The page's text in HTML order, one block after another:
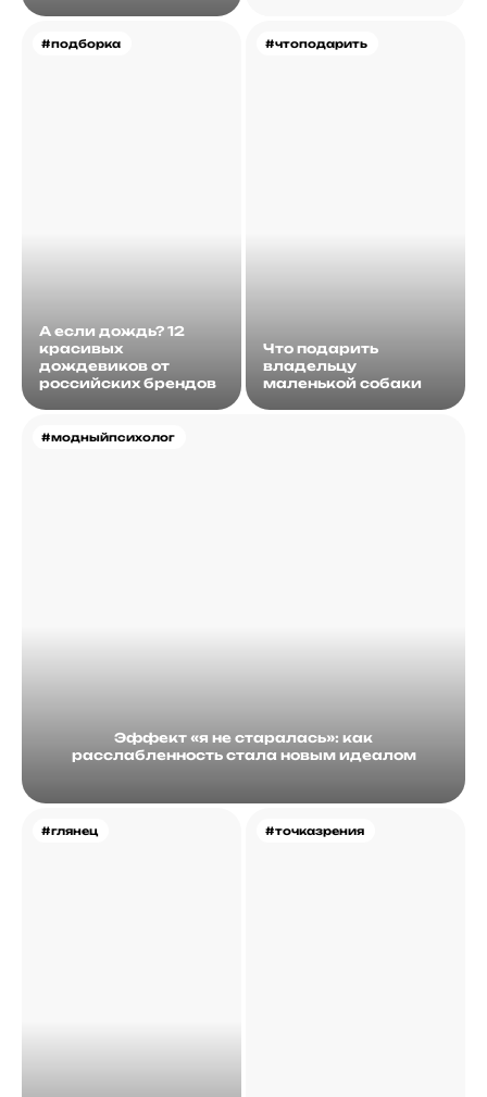
#подборка
А если дождь? 12
красивых
дождевиков от
российских брендов
#модныйпсихолог
Эффект «я не старалась»: как
расслабленность стала новым идеалом
#чтоподарить
Что подарить
владельцу
маленькой собаки
#глянец #точказрения